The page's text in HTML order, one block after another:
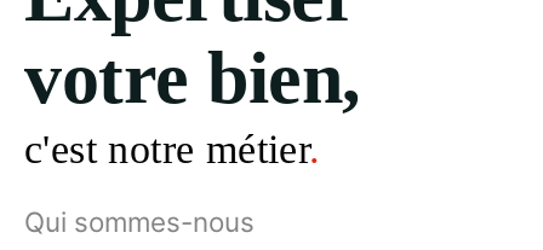
votre bien,
c'est notre métier.
Qui sommes-nous